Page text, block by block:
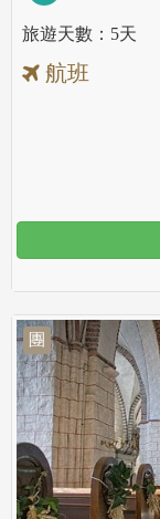
5天
航班
團